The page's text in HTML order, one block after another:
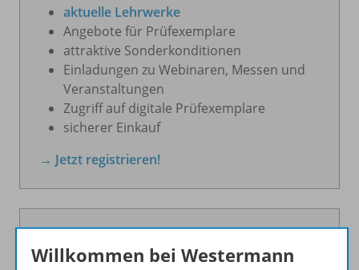
aktuelle Lehrwerke
Angebote für Prüfexemplare
attraktive Sonderkonditionen
Einladungen zu Webinaren, Messen und
Veranstaltungen
Zugriff auf digitale Prüfexemplare
sicherer Einkauf
→ Jetzt registrieren!
Willkommen bei Westermann